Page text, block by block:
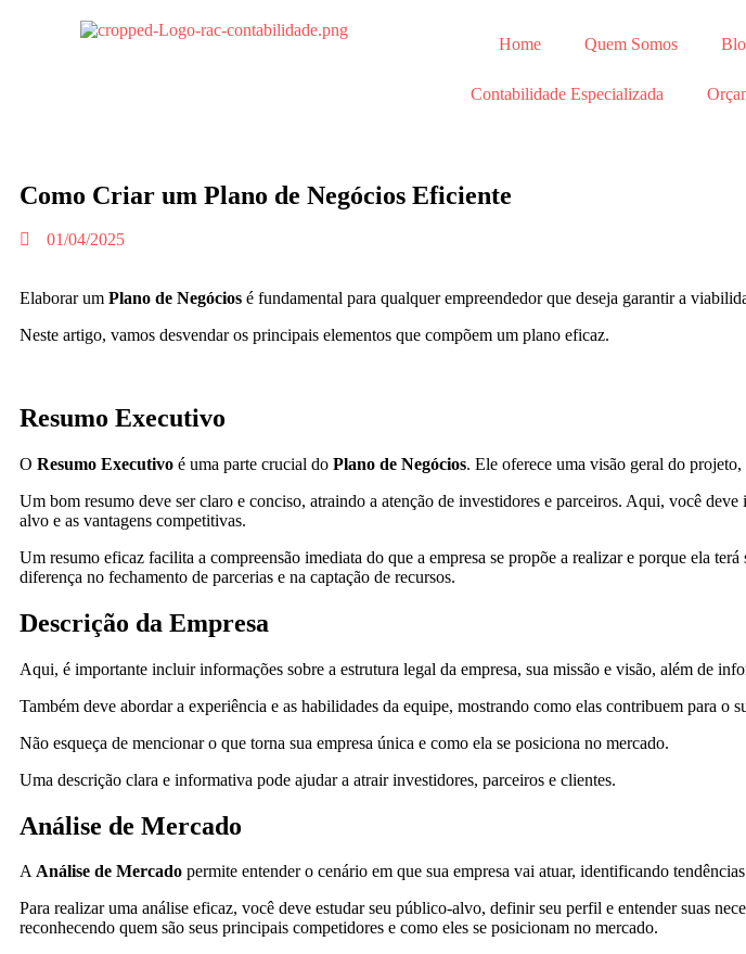
Home Quem Somos
Contabilidade Especializada
Como Criar um Plano de Negócios Eficiente
01/04/2025
Elaborar um Plano de Negócios é fundamental para qualquer empreendedor que deseja garantir a
Neste artigo, vamos desvendar os principais elementos que compõem um plano eficaz.
Resumo Executivo
O Resumo Executivo é uma parte crucial do Plano de Negócios. Ele oferece uma visão geral do
Um bom resumo deve ser claro e conciso, atraindo a atenção de investidores e parceiros. Aqui, você
alvo e as vantagens competitivas.
Um resumo eficaz facilita a compreensão imediata do que a empresa se propõe a realizar e porque ela
diferença no fechamento de parcerias e na captação de recursos.
Descrição da Empresa
Aqui, é importante incluir informações sobre a estrutura legal da empresa, sua missão e visão, além de
Também deve abordar a experiência e as habilidades da equipe, mostrando como elas contribuem para o
Não esqueça de mencionar o que torna sua empresa única e como ela se posiciona no mercado.
Uma descrição clara e informativa pode ajudar a atrair investidores, parceiros e clientes.
Análise de Mercado
AAnálise de Mercado permite entender o cenário em que sua empresa vai atuar, identificando
Para realizar uma análise eficaz, você deve estudar seu público-alvo, definir seu perfil e entender suas
reconhecendo quem são seus principais competidores e como eles se posicionam no mercado.